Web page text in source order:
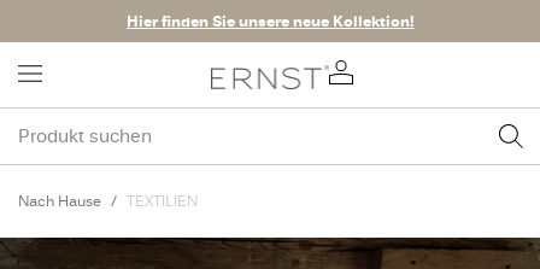
Hier finden Sie unsere neue Kollektion!
Nach Hause TEXTILIEN